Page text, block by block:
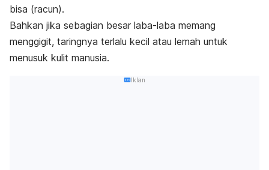
bisa (racun).
Bahkan jika sebagian besar laba-laba memang
menggigit, taringnya terlalu kecil atau lemah untuk
menusuk kulit manusia.
Iklan